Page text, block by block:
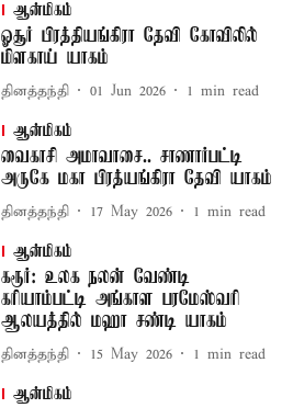
ஆன்மிகம்
ஓசூர் பிரத்தியங்கிரா தேவி கோவிலில்
மிளகாய் யாகம்
தினத்தந்தி 01 Jun 2026 1 min read
ஆன்மிகம்
வைகாசி அமாவாசை.. சாணார்பட்டி
அருகே மகா பிரத்யங்கிரா தேவி யாகம்
தினத்தந்தி 17 May 2026 1 min read
ஆன்மிகம்
கரூர்: உலக நலன் வேண்டி
கரியாம்பட்டி அங்காள பரமேஸ்வரி
ஆலயத்தில் மஹா சண்டி யாகம்
தினத்தந்தி 15 May 2026 1 min read
ஆன்மிகம்